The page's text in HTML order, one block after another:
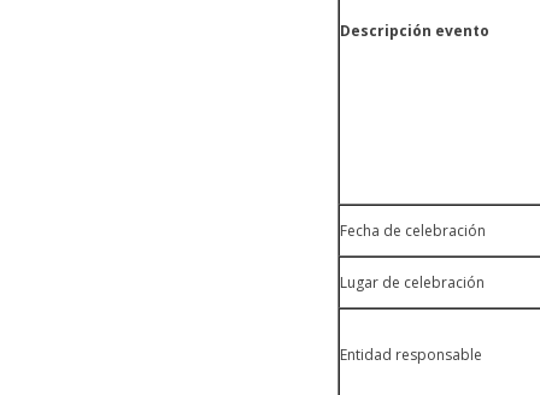
Descripción evento
Fecha de celebración
Lugar de celebración
Entidad responsable